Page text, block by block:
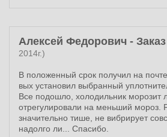
Алексей Федорович - Заказ
2014г.)
В положенный срок получил на
вых установил выбранный
Все подошло, холодильник морозит
отрегулировали на меньший мороз.
значительно тише, не вибрирует
надолго ли... Спасибо.